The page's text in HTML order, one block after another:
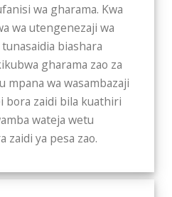
wa gharama. Kwa
wa utengenezaji wa
biashara
gharama zao za
mpana wa wasambazaji
bora zaidi bila kuathiri
wateja wetu
zaidi ya pesa zao.